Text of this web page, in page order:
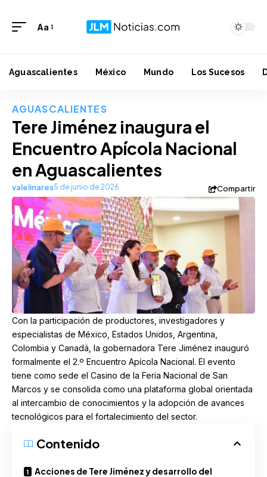
Aa
Aguascalientes México Mundo Los Sucesos
AGUASCALIENTES
Tere Jiménez inaugura el
Encuentro Apícola Nacional
en Aguascalientes
valelinares5 de junio de 2026 Compartir
Con la participación de productores, investigadores y
especialistas de México, Estados Unidos, Argentina,
Colombia y Canadá, la gobernadora Tere Jiménez inauguró
formalmente el 2.º Encuentro Apícola Nacional. El evento
tiene como sede el Casino de la Feria Nacional de San
Marcos y se consolida como una plataforma global orientada
al intercambio de conocimientos y la adopción de avances
tecnológicos para el fortalecimiento del sector.
Contenido
Acciones de Tere Jiménez y desarrollo del